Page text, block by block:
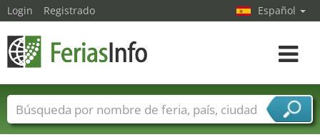
Login Registrado Español
toggle
Nombres de ferias Países
Ciudades